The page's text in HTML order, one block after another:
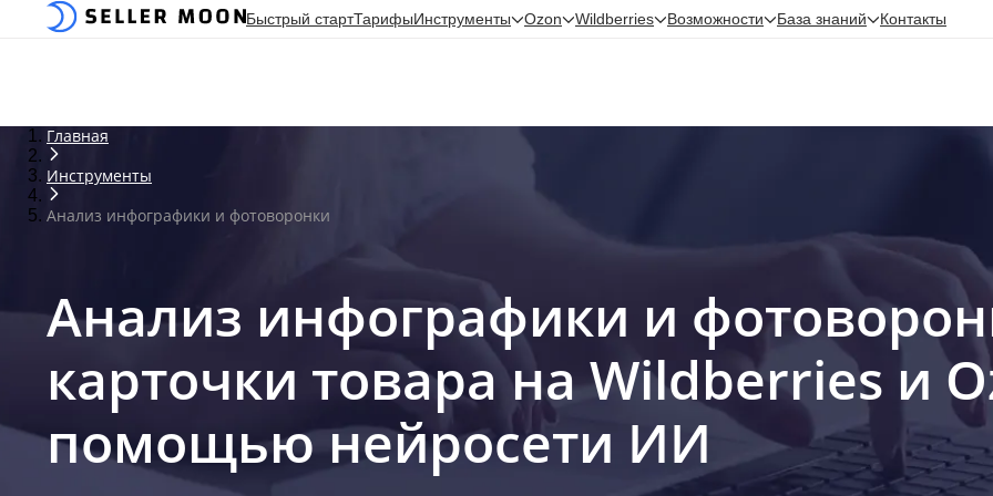
Быстрый стартТарифыИнструменты Ozon Wildberries Возможности База знаний Контакты
Быстрый стартТарифыИнструменты Ozon Wildberries Возможности База знаний Контакты
Главная
Инструменты
Анализ инфографики и фотоворонки
Анализ инфографики и
карточки товара на Wildberries и
помощью нейросети ИИ